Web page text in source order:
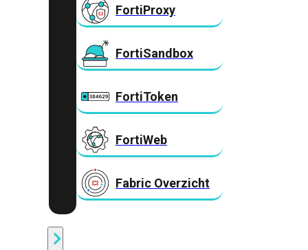
FortiProxy
FortiSandbox
FortiToken
FortiWeb
Fabric Overzicht